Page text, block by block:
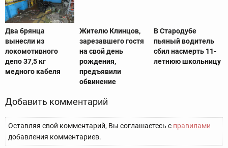
Два брянца
вынесли из
локомотивного
депо 37,5 кг
медного кабеля
Жителю Клинцов,
зарезавшего гостя
на свой день
рождения,
предъявили
обвинение
В Стародубе
пьяный водитель
сбил насмерть 11-
летнюю школьницу
Добавить комментарий
Оставляя свой комментарий, Вы соглашаетесь с правилами
добавления комментариев.